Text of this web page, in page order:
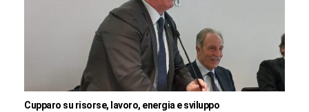
Cupparo su risorse, lavoro, energia e sviluppo